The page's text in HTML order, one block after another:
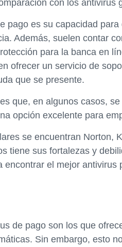
con los antivirus
pago es su capacidad
Además, suelen contar
para la banca en
ofrecer un servicio de
que se presente.
que, en algunos casos,
opción excelente para
se encuentran Norton,
tiene sus fortalezas y
el mejor antivirus
de pago son los que
Sin embargo, esto